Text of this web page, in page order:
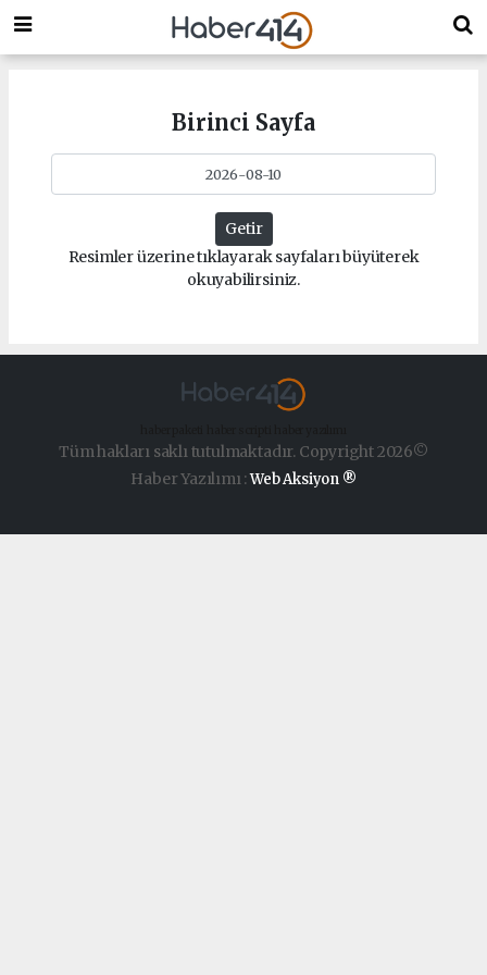
Birinci Sayfa
Getir
Resimler üzerine tıklayarak sayfaları büyüterek
okuyabilirsiniz.
Tüm hakları saklı tutulmaktadır. Copyright 2026©
Haber Yazılımı :Web Aksiyon ®